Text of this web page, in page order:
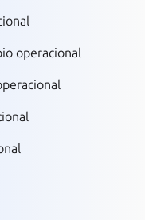
operacional